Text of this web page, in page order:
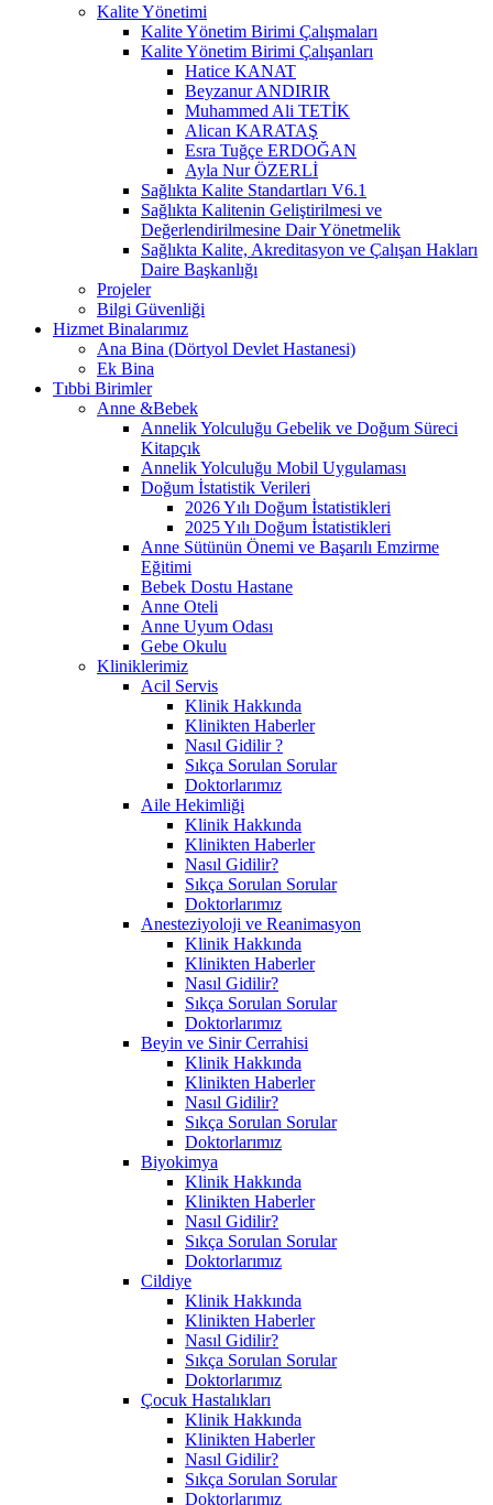
Kalite Yönetimi
Kalite Yönetim Birimi Çalışmaları
Kalite Yönetim Birimi Çalışanları
Hatice KANAT
Beyzanur ANDIRIR
Muhammed Ali TETİK
Alican KARATAŞ
Esra Tuğçe ERDOĞAN
Ayla Nur ÖZERLİ
Sağlıkta Kalite Standartları V6.1
Sağlıkta Kalitenin Geliştirilmesi ve
Değerlendirilmesine Dair Yönetmelik
Sağlıkta Kalite, Akreditasyon ve Çalışan Hakları
Daire Başkanlığı
Projeler
Bilgi Güvenliği
Hizmet Binalarımız
Ana Bina (Dörtyol Devlet Hastanesi)
Ek Bina
Tıbbi Birimler
Anne &Bebek
Annelik Yolculuğu Gebelik ve Doğum Süreci
Kitapçık
Annelik Yolculuğu Mobil Uygulaması
Doğum İstatistik Verileri
2026 Yılı Doğum İstatistikleri
2025 Yılı Doğum İstatistikleri
Anne Sütünün Önemi ve Başarılı Emzirme
Eğitimi
Bebek Dostu Hastane
Anne Oteli
Anne Uyum Odası
Gebe Okulu
Kliniklerimiz
Acil Servis
Klinik Hakkında
Klinikten Haberler
Nasıl Gidilir ?
Sıkça Sorulan Sorular
Doktorlarımız
Aile Hekimliği
Klinik Hakkında
Klinikten Haberler
Nasıl Gidilir?
Sıkça Sorulan Sorular
Doktorlarımız
Anesteziyoloji ve Reanimasyon
Klinik Hakkında
Klinikten Haberler
Nasıl Gidilir?
Sıkça Sorulan Sorular
Doktorlarımız
Beyin ve Sinir Cerrahisi
Klinik Hakkında
Klinikten Haberler
Nasıl Gidilir?
Sıkça Sorulan Sorular
Doktorlarımız
Biyokimya
Klinik Hakkında
Klinikten Haberler
Nasıl Gidilir?
Sıkça Sorulan Sorular
Doktorlarımız
Cildiye
Klinik Hakkında
Klinikten Haberler
Nasıl Gidilir?
Sıkça Sorulan Sorular
Doktorlarımız
Çocuk Hastalıkları
Klinik Hakkında
Klinikten Haberler
Nasıl Gidilir?
Sıkça Sorulan Sorular
Doktorlarımız